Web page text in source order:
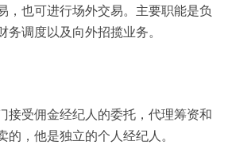
，也可进行场外交易。主要职能是负
调度以及向外招揽业务。
接受佣金经纪人的委托，代理筹资和
，他是独立的个人经纪人。